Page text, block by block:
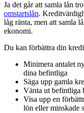
Ja det går att samla lån
omstartslån.
låg ränta, men att samla
ekonomi.
Du kan förbättra din
Minimera antalet
dina befintliga
Säga upp gamla
Vänta ut befintliga
Visa upp en
lön eller minskade